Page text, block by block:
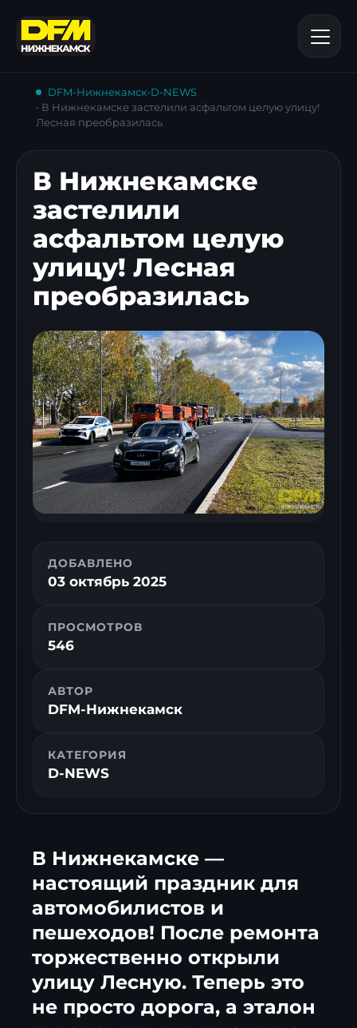
DFM-Нижнекамск•D-NEWS
• В Нижнекамске застелили асфальтом целую улицу!
Лесная преобразилась
В Нижнекамске
застелили
асфальтом целую
улицу! Лесная
преобразилась
ДОБАВЛЕНО
03 октябрь 2025
ПРОСМОТРОВ
546
АВТОР
DFM-Нижнекамск
КАТЕГОРИЯ
D-NEWS
В Нижнекамске —
настоящий праздник для
автомобилистов и
пешеходов! После ремонта
торжественно открыли
улицу Лесную. Теперь это
не просто дорога, а эталон